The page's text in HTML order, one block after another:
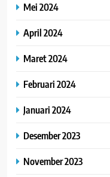
Mei 2024
April 2024
Maret 2024
Februari 2024
Januari 2024
Desember 2023
November 2023